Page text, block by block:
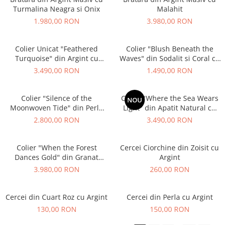
Turmalina Neagra si Onix
1.980,00 RON
Malahit
3.980,00 RON
Colier Unicat "Feathered
Turquoise" din Argint cu
Turcoaz
3.490,00 RON
Colier "Blush Beneath the
Waves" din Sodalit si Coral cu
Argint
1.490,00 RON
Colier "Silence of the
Moonwoven Tide" din Perle
de Cultura cu Argint
2.800,00 RON
NOU
Colier "Where the Sea Wears
Light" din Apatit Natural cu
Argint
3.490,00 RON
Colier "When the Forest
Dances Gold" din Granat
Verde cu Argint
3.980,00 RON
Cercei Ciorchine din Zoisit cu
Argint
260,00 RON
Cercei din Cuart Roz cu Argint
130,00 RON
Cercei din Perla cu Argint
150,00 RON